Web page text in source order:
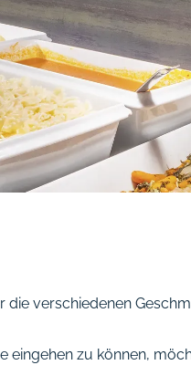
die verschiedenen
zu können,